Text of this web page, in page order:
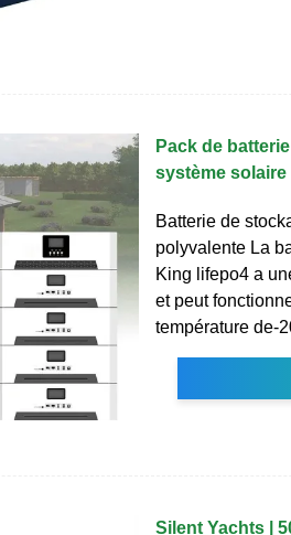
Pack de
système solaire
Batterie de
polyvalente La
King lifepo4 a
et peut
température de-
Silent Yachts |